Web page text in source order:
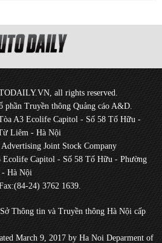
all rights reserved.
phần Truyền thông Quảng cáo A&D.
A3 Ecolife Capitol - Số 58 Tố Hữu -
Liêm - Hà Nội
Joint Stock Company
Ecolife Capitol - Số 58 Tố Hữu - Phường
Hà Nội
24) 3762 1639.
Thông tin và Truyền thông Hà Nội cấp
March 9, 2017 by Ha Noi Deparment of